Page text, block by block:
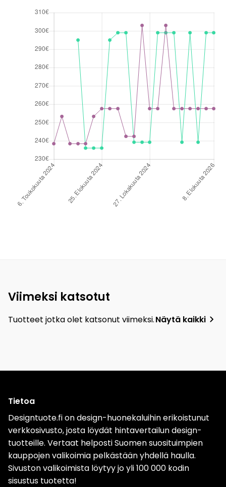
Viimeksi katsotut
Tuotteet jotka olet katsonut viimeksi.Näytä kaikki
Tietoa
Designtuote.fi on design-huonekaluihin erikoistunut
verkkosivusto, josta löydät hintavertailun design-
tuotteille. Vertaat helposti Suomen suosituimpien
kauppojen valikoimia pelkästään yhdellä haulla.
Sivuston valikoimista löytyy jo yli 100 000 kodin
sisustus tuotetta!